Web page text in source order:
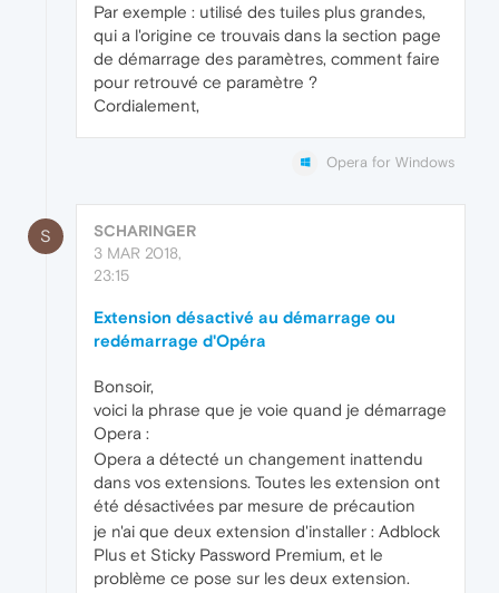
Par exemple : utilisé des tuiles plus grandes,
qui a l'origine ce trouvais dans la section page
de démarrage des paramètres, comment faire
pour retrouvé ce paramètre ?
Cordialement,
Opera for Windows
S
SCHARINGER
3 MAR 2018,
23:15
Extension désactivé au démarrage ou
redémarrage d'Opéra
Bonsoir,
voici la phrase que je voie quand je démarrage
Opera :
Opera a détecté un changement inattendu
dans vos extensions. Toutes les extension ont
été désactivées par mesure de précaution
je n'ai que deux extension d'installer : Adblock
Plus et Sticky Password Premium, et le
problème ce pose sur les deux extension.